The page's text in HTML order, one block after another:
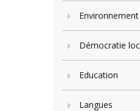
Environnement
Démocratie
Education
Langues